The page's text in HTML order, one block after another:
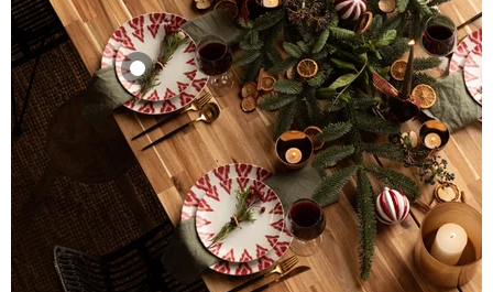
Product
19,99
View product